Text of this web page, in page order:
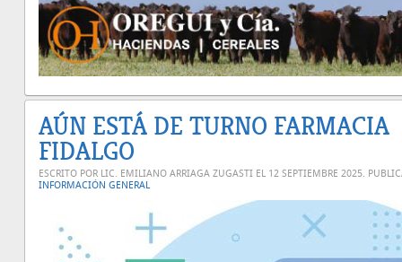
AÚN ESTÁ DE TURNO FARMACIA
FIDALGO
ESCRITO POR LIC. EMILIANO ARRIAGA ZUGASTI EL 12 SEPTIEMBRE 2025.
INFORMACIÓN GENERAL